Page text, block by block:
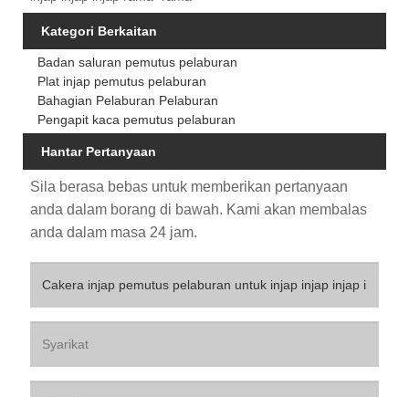
Kategori Berkaitan
Badan saluran pemutus pelaburan
Plat injap pemutus pelaburan
Bahagian Pelaburan Pelaburan
Pengapit kaca pemutus pelaburan
Hantar Pertanyaan
Sila berasa bebas untuk memberikan pertanyaan
anda dalam borang di bawah. Kami akan membalas
anda dalam masa 24 jam.